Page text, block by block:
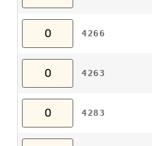
4266
4263
4283